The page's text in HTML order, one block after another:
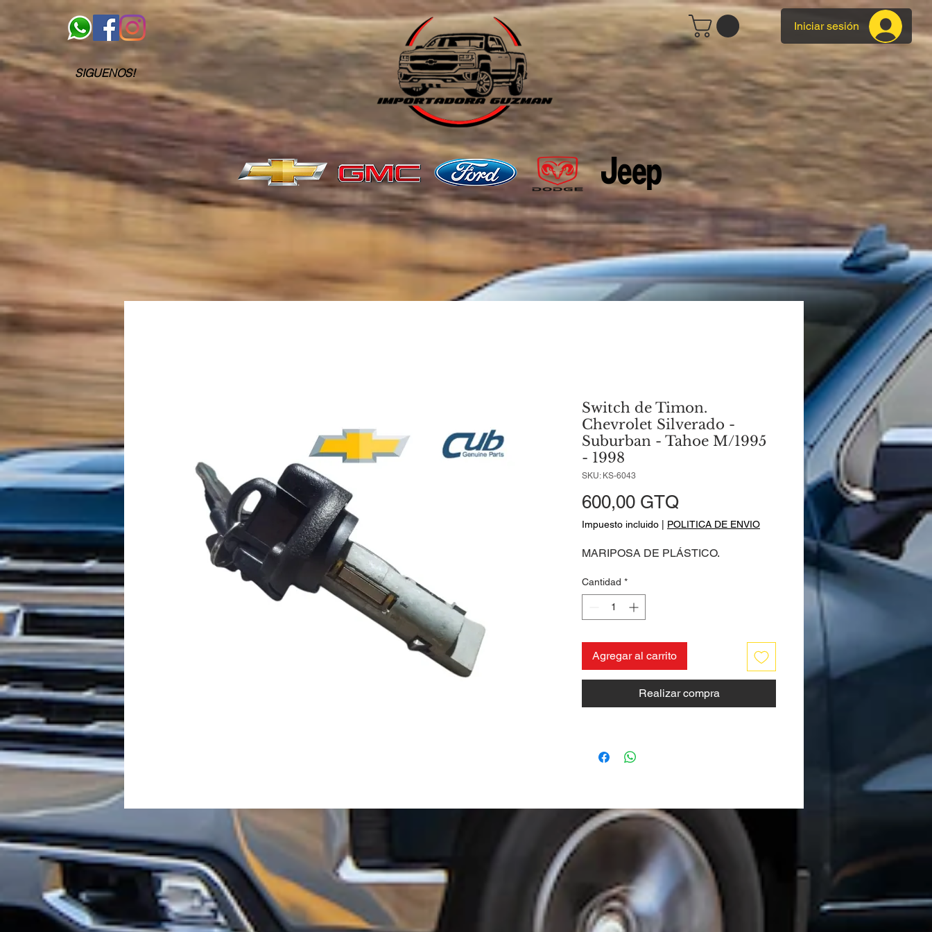
SIGUENOS!
Iniciar sesión
Switch de Timon.
Chevrolet Silverado -
Suburban - Tahoe M/1995
- 1998
SKU: KS-6043
600,00 GTQPrecio
Impuesto incluido POLITICA DE ENVIO
MARIPOSA DE PLÁSTICO.
Cantidad *
Agregar al carrito
Realizar compra